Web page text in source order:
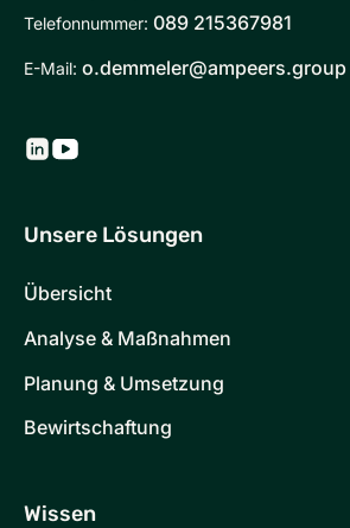
Telefonnummer: 089 215367981
E-Mail: o.demmeler@ampeers.group
Unsere Lösungen
Übersicht
Analyse & Maßnahmen
Planung & Umsetzung
Bewirtschaftung
Wissen